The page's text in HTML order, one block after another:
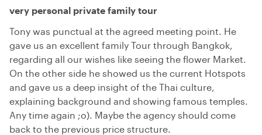
very personal private family tour
Tony was punctual at the agreed meeting point. He
gave us an excellent family Tour through Bangkok,
regarding all our wishes like seeing the flower Market.
On the other side he showed us the current Hotspots
and gave us a deep insight of the Thai culture,
explaining background and showing famous temples.
Any time again ;o). Maybe the agency should come
back to the previous price structure.